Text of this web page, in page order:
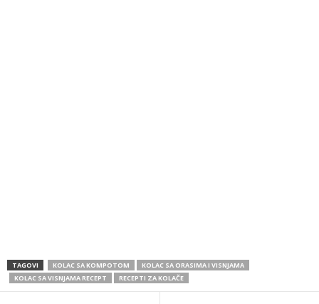
TAGOVI KOLAC SA KOMPOTOM
KOLAC SA ORASIMA I VISNJAMA
KOLAC SA VISNJAMA RECEPT
RECEPTI ZA KOLAČE